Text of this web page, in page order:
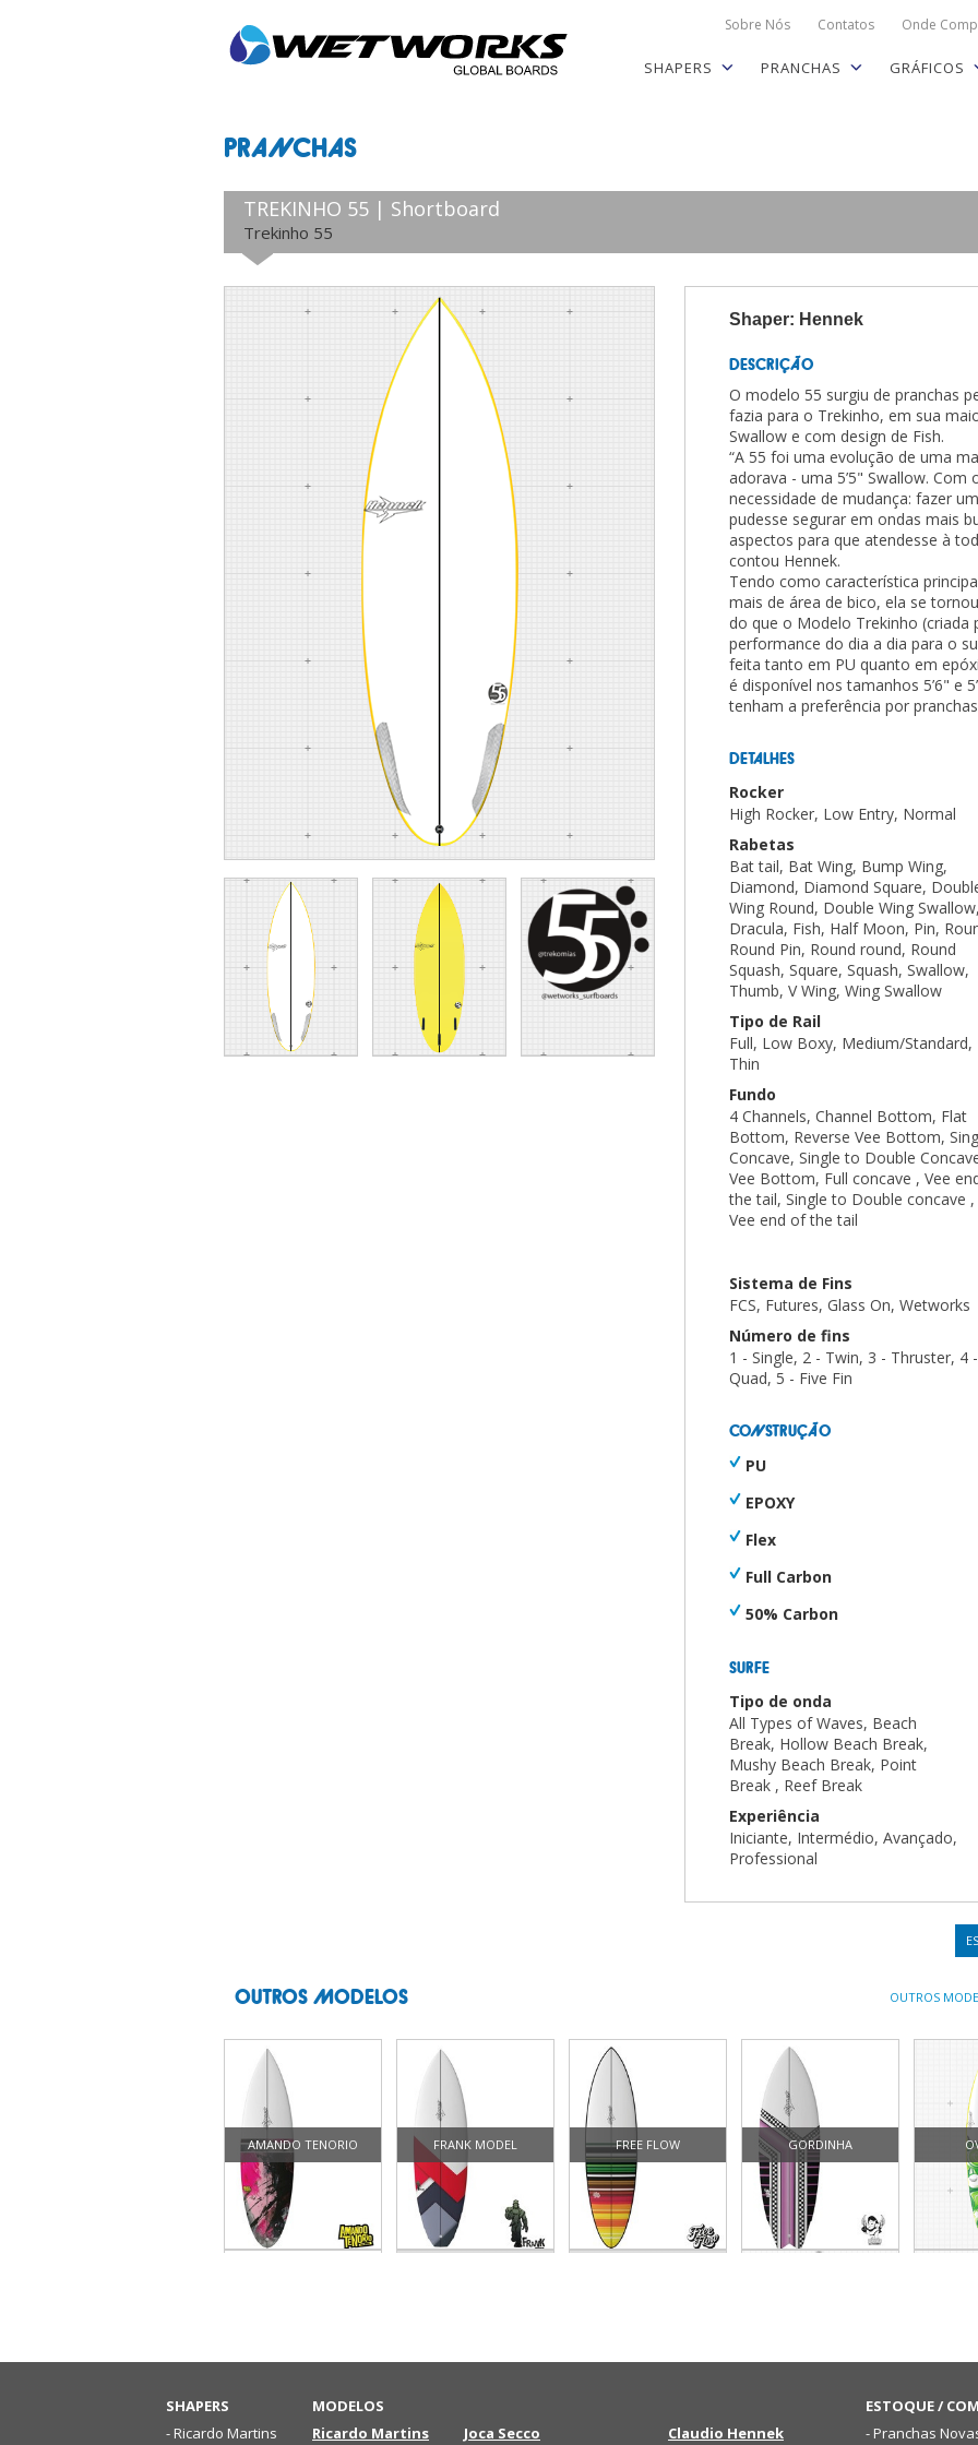
Sobre Nós Contatos Onde
SHAPERS PRANCHAS GRÁFICOS
PRANCHAS
TREKINHO 55 | Shortboard
Trekinho 55
Shaper: Hennek
DESCRIÇÃO
O modelo 55 surgiu de pranchas
fazia para o Trekinho, em sua
Swallow e com design de Fish.
“A 55 foi uma evolução de uma
adorava - uma 5’5" Swallow. Com
necessidade de mudança: fazer
pudesse segurar em ondas mais
aspectos para que atendesse à
contou Hennek.
Tendo como característica
mais de área de bico, ela se
do que o Modelo Trekinho (criada
performance do dia a dia para o
feita tanto em PU quanto em
é disponível nos tamanhos 5’6" e
tenham a preferência por
DETALHES
Rocker
High Rocker, Low Entry, Normal
Rabetas
Bat tail, Bat Wing, Bump Wing,
Diamond, Diamond Square,
Wing Round, Double Wing Swallow,
Dracula, Fish, Half Moon, Pin,
Round Pin, Round round, Round
Squash, Square, Squash, Swallow,
Thumb, V Wing, Wing Swallow
Tipo de Rail
Full, Low Boxy, Medium/Standard,
Thin
Fundo
4 Channels, Channel Bottom, Flat
Bottom, Reverse Vee Bottom,
Concave, Single to Double
Vee Bottom, Full concave , Vee
the tail, Single to Double concave ,
Vee end of the tail
Sistema de Fins
FCS, Futures, Glass On, Wetworks
Número de fins
1 - Single, 2 - Twin, 3 - Thruster, 4 -
Quad, 5 - Five Fin
CONSTRUÇÃO
PU
EPOXY
Flex
Full Carbon
50% Carbon
SURFE
Tipo de onda
All Types of Waves, Beach
Break, Hollow Beach Break,
Mushy Beach Break, Point
Break , Reef Break
Experiência
Iniciante, Intermédio, Avançado,
Professional
OUTROS MODELOS OUTROS
AMANDO TENORIO FRANK MODEL FREE FLOW GORDINHA
SHAPERS
- Ricardo Martins
MODELOS
Ricardo Martins
Joca Secco Claudio Hennek
ESTOQUE /
- Pranchas